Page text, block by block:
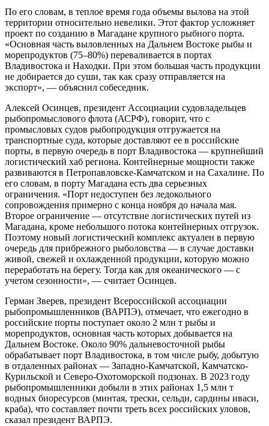
По его словам, в теплое время года объемы вылова на этой
территории относительно невелики. Этот фактор усложняет
проект по созданию в Магадане крупного рыбного порта.
«Основная часть выловленных на Дальнем Востоке рыбы и
морепродуктов (75–80%) переваливается в портах
Владивостока и Находки. При этом большая часть продукции
не добирается до суши, так как сразу отправляется на
экспорт», — объяснил собеседник.
Алексей Осинцев, президент Ассоциации судовладельцев
рыбопромыслового флота (АСРФ), говорит, что с
промысловых судов рыбопродукция отгружается на
транспортные суда, которые доставляют ее в российские
порты, в первую очередь в порт Владивостока — крупнейший
логистический хаб региона. Контейнерные мощности также
развиваются в Петропавловске-Камчатском и на Сахалине. По
его словам, в порту Магадана есть два серьезных
ограничения. «Порт недоступен без ледокольного
сопровождения примерно с конца ноября до начала мая.
Второе ограничение — отсутствие логистических путей из
Магадана, кроме небольшого потока контейнерных отгрузок.
Поэтому новый логистический комплекс актуален в первую
очередь для прибрежного рыболовства — в случае доставки
живой, свежей и охлажденной продукции, которую можно
переработать на берегу. Тогда как для океанического — с
учетом сезонности», — считает Осинцев.
Герман Зверев, президент Всероссийской ассоциации
рыбопромышленников (ВАРПЭ), отмечает, что ежегодно в
российские порты поступает около 2 млн т рыбы и
морепродуктов, основная часть которых добывается на
Дальнем Востоке. Около 90% дальневосточной рыбы
обрабатывает порт Владивостока, в том числе рыбу, добытую
в отдаленных районах — Западно-Камчатской, Камчатско-
Курильской и Северо-Охотоморской подзонах. В 2023 году
рыбопромышленники добыли в этих районах 1,5 млн т
водных биоресурсов (минтая, трески, сельди, сардины иваси,
краба), что составляет почти треть всех российских уловов,
сказал президент ВАРПЭ.